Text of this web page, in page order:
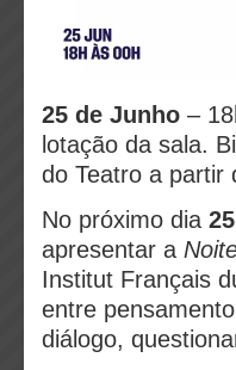
25 de Junho –
lotação da sala.
do Teatro a
No próximo dia
apresentar a
Institut Français
entre
diálogo,